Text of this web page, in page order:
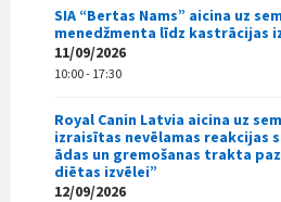
SIA “Bertas Nams” aicina uz
menedžmenta līdz kastrācijas
11/09/2026
10:00 - 17:30
Royal Canin Latvia aicina uz
izraisītas nevēlamas reakcijas
ādas un gremošanas trakta
diētas izvēlei”
12/09/2026